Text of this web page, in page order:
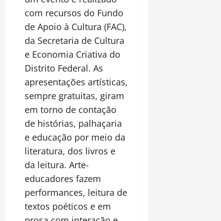
com recursos do Fundo
de Apoio à Cultura (FAC),
da Secretaria de Cultura
e Economia Criativa do
Distrito Federal. As
apresentações artísticas,
sempre gratuitas, giram
em torno de contação
de histórias, palhaçaria
e educação por meio da
literatura, dos livros e
da leitura. Arte-
educadores fazem
performances, leitura de
textos poéticos e em